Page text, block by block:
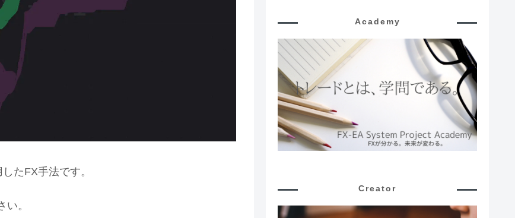
たFX手法です。
。
Academy
Creator